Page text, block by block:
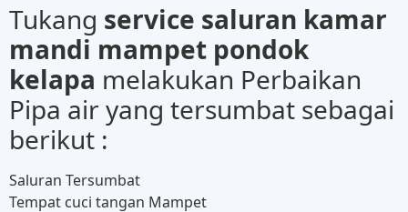
Tukang service saluran kamar
mandi mampet pondok
kelapa melakukan Perbaikan
Pipa air yang tersumbat sebagai
berikut :
Saluran Tersumbat
Tempat cuci tangan Mampet